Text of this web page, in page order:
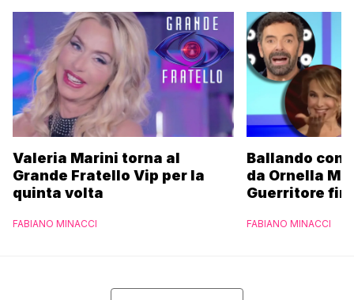
Valeria Marini torna al
Grande Fratello Vip per la
quinta volta
FABIANO MINACCI
Ballando con
da Ornella
Guerritore
l’esclusiva di
FABIANO MINACCI